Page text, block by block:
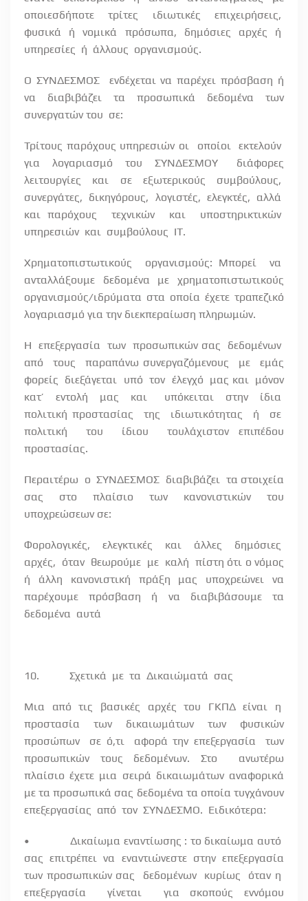
οποιεσδήποτε
τρίτες ιδιωτικές
επιχειρήσεις,
φυσικά
ή νομικά πρόσωπα, δημόσιες αρχές
ή
υπηρεσίες ή άλλους οργανισμούς.
Ο ΣΥΝΔΕΣΜΟΣ
ενδέχεται να παρέχει πρόσβαση ή
να διαβιβάζει τα προσωπικά δεδομένα των
συνεργατών του σε:
Τρίτους παρόχους υπηρεσιών οι οποίοι
εκτελούν
για
λογαριασμό του ΣΥΝΔΕΣΜΟΥ
διάφορες
λειτουργίες
και σε εξωτερικούς
συμβούλους,
συνεργάτες, δικηγόρους, λογιστές, ελεγκτές, αλλά
και παρόχους
τεχνικών και
υποστηρικτικών
υπηρεσιών και συμβούλους ΙΤ.
Χρηματοπιστωτικούς οργανισμούς: Μπορεί
να
ανταλλάξουμε
δεδομένα με
χρηματοπιστωτικούς
οργανισμούς/ιδρύματα στα οποία έχετε τραπεζικό
λογαριασμό για την διεκπεραίωση πληρωμών.
Η επεξεργασία των προσωπικών σας
δεδομένων
από
τους παραπάνω συνεργαζόμενους με
εμάς
φορείς διεξάγεται υπό τον έλεγχό μας και μόνον
κατ’
εντολή μας και υπόκειται στην
ίδια
πολιτική προστασίας
της ιδιωτικότητας ή
σε
πολιτική
του ίδιου
τουλάχιστον επιπέδου
προστασίας.
Περαιτέρω ο ΣΥΝΔΕΣΜΟΣ διαβιβάζει τα στοιχεία
σας στο πλαίσιο των κανονιστικών του
υποχρεώσεων σε:
Φορολογικές, ελεγκτικές και άλλες
δημόσιες
αρχές, όταν θεωρούμε με καλή πίστη ότι ο νόμος
ή άλλη κανονιστική πράξη μας υποχρεώνει να
παρέχουμε πρόσβαση ή να διαβιβάσουμε τα
δεδομένα αυτά
10. Σχετικά με τα Δικαιώματά σας
Μια από τις βασικές αρχές του ΓΚΠΔ είναι
η
προστασία
των δικαιωμάτων των
φυσικών
προσώπων
σε ό,τι αφορά την επεξεργασία
των
προσωπικών τους δεδομένων. Στο
ανωτέρω
πλαίσιο έχετε μια σειρά δικαιωμάτων αναφορικά
με τα προσωπικά σας δεδομένα τα οποία τυγχάνουν
επεξεργασίας από τον ΣΥΝΔΕΣΜΟ. Ειδικότερα:
•
Δικαίωμα εναντίωσης : το δικαίωμα αυτό
σας επιτρέπει να εναντιώνεστε στην επεξεργασία
των προσωπικών σας
δεδομένων κυρίως
όταν η
επεξεργασία
γίνεται
για σκοπούς εννόμου